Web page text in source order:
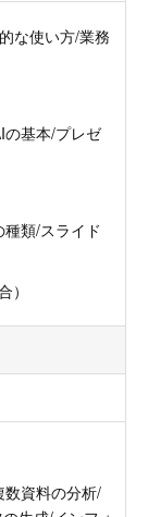
な使い方/業務
基本/プレゼ
類/スライド
）
資料の分析/